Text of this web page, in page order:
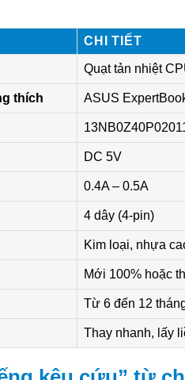
CHI TIẾT
Quạt tản nhiệt
thích ASUS
DC 5V
0.4A – 0.5A
4 dây (4-pin)
Kim loại, nhựa
Mới 100% hoặc
Từ 6 đến 12
Thay nhanh, lấy